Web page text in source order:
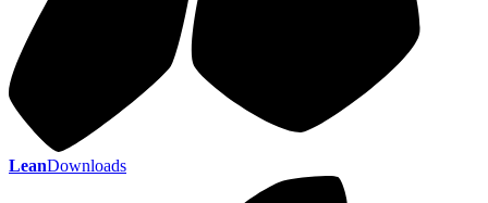
LeanDownloads